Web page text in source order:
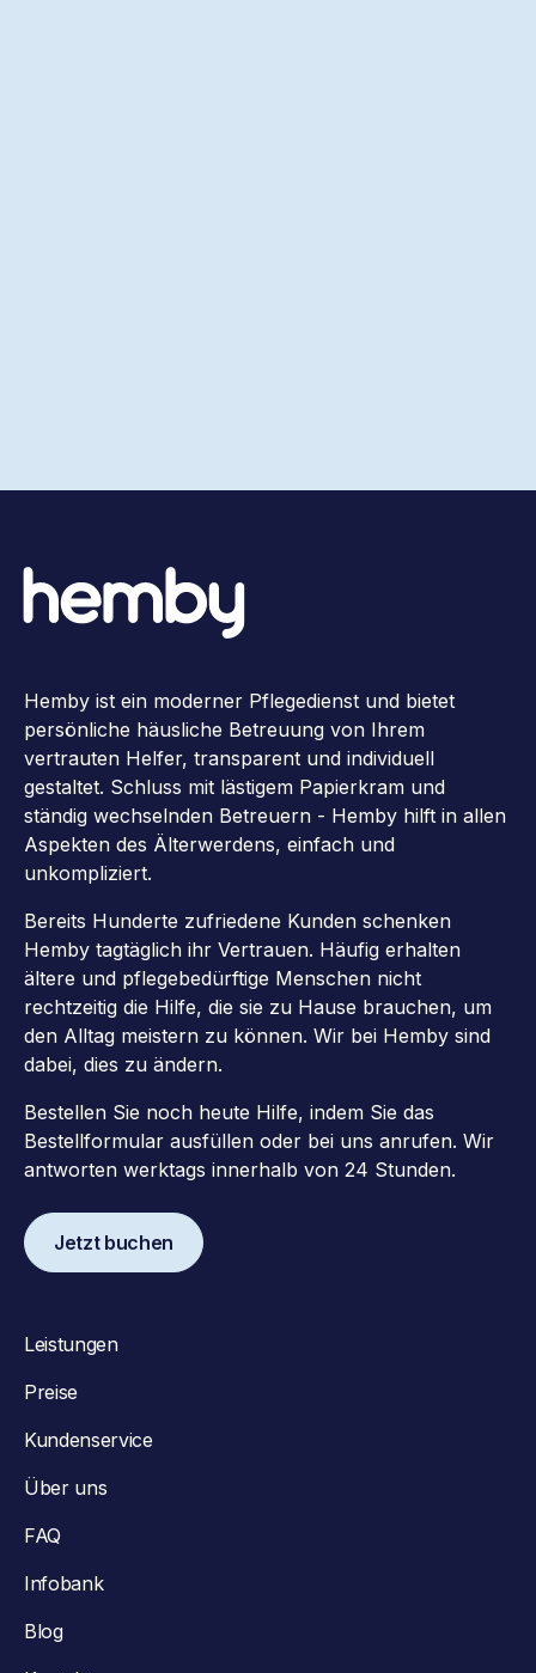
Hemby ist ein moderner Pflegedienst und bietet
persönliche häusliche Betreuung von Ihrem
vertrauten Helfer, transparent und individuell
gestaltet. Schluss mit lästigem Papierkram und
ständig wechselnden Betreuern - Hemby hilft in allen
Aspekten des Älterwerdens, einfach und
unkompliziert.
Bereits Hunderte zufriedene Kunden schenken
Hemby tagtäglich ihr Vertrauen. Häufig erhalten
ältere und pflegebedürftige Menschen nicht
rechtzeitig die Hilfe, die sie zu Hause brauchen, um
den Alltag meistern zu können. Wir bei Hemby sind
dabei, dies zu ändern.
Bestellen Sie noch heute Hilfe, indem Sie das
Bestellformular ausfüllen oder bei uns anrufen. Wir
antworten werktags innerhalb von 24 Stunden.
Jetzt buchen
Leistungen
Preise
Kundenservice
Über uns
FAQ
Infobank
Blog